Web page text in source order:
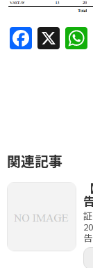
F
a
o
o
X
関連記事